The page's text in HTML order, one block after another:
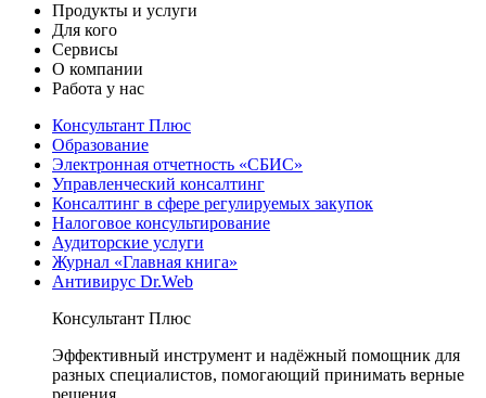
Продукты и услуги
Для кого
Сервисы
О компании
Работа у нас
Консультант Плюс
Образование
Электронная отчетность «СБИС»
Управленческий консалтинг
Консалтинг в сфере регулируемых закупок
Налоговое консультирование
Аудиторские услуги
Журнал «Главная книга»
Антивирус Dr.Web
Консультант Плюс
Эффективный инструмент и надёжный помощник для
разных специалистов, помогающий принимать верные
решения.